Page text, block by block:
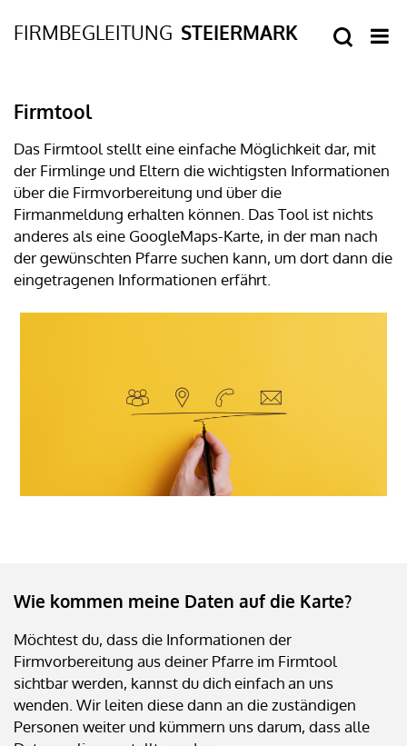
Firmtool
Das Firmtool stellt eine einfache Möglichkeit dar, mit
der Firmlinge und Eltern die wichtigsten Informationen
über die Firmvorbereitung und über die
Firmanmeldung erhalten können. Das Tool ist nichts
anderes als eine GoogleMaps-Karte, in der man nach
der gewünschten Pfarre suchen kann, um dort dann die
eingetragenen Informationen erfährt.
Wie kommen meine Daten auf die Karte?
Möchtest du, dass die Informationen der
Firmvorbereitung aus deiner Pfarre im Firmtool
sichtbar werden, kannst du dich einfach an uns
wenden. Wir leiten diese dann an die zuständigen
Personen weiter und kümmern uns darum, dass alle